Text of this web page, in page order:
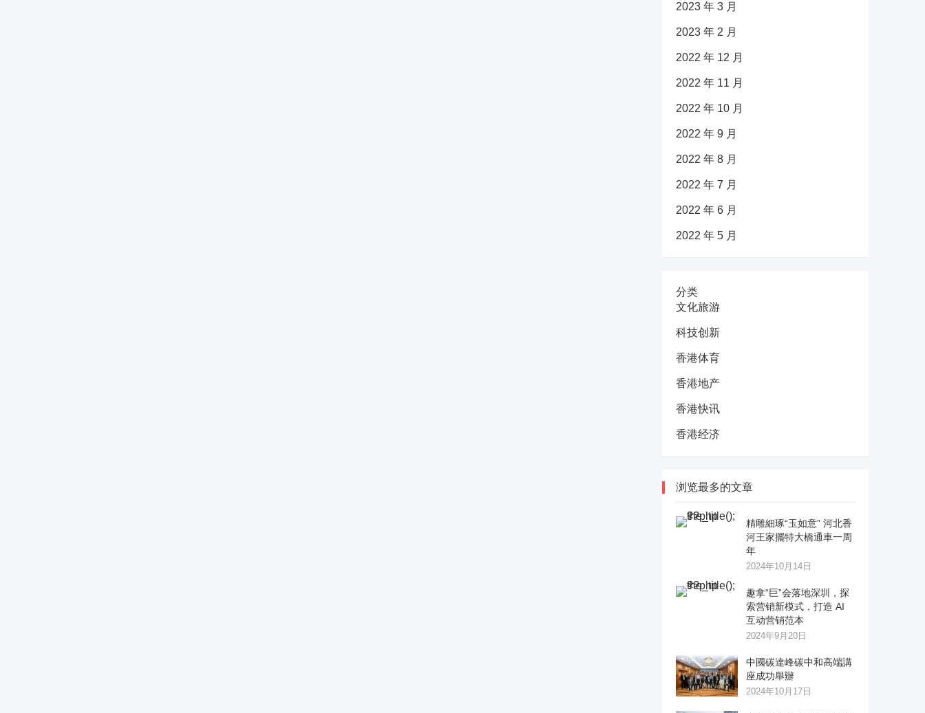
2023 年 3 月
2023 年 2 月
2022 年 12 月
2022 年 11 月
2022 年 10 月
2022 年 9 月
2022 年 8 月
2022 年 7 月
2022 年 6 月
2022 年 5 月
分类
文化旅游
科技创新
香港体育
香港地产
香港快讯
香港经济
浏览最多的文章
精雕細琢“玉如意” 河北香
河王家擺特大橋通車一周
年
2024年10月14日
趣拿“巨”会落地深圳，探
索营销新模式，打造 AI
互动营销范本
2024年9月20日
中國碳達峰碳中和高端講
座成功舉辦
2024年10月17日